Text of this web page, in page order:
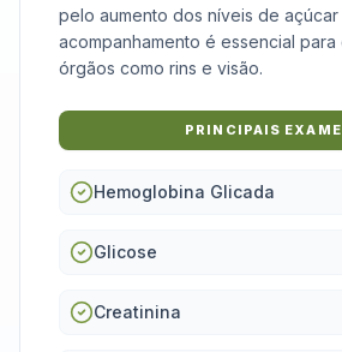
pelo aumento dos níveis de açúcar
acompanhamento é essencial para
órgãos como rins e visão.
PRINCIPAIS
Hemoglobina Glicada
Glicose
Creatinina